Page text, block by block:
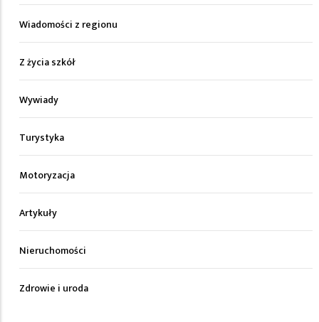
Wiadomości z regionu
Z życia szkół
Wywiady
Turystyka
Motoryzacja
Artykuły
Nieruchomości
Zdrowie i uroda